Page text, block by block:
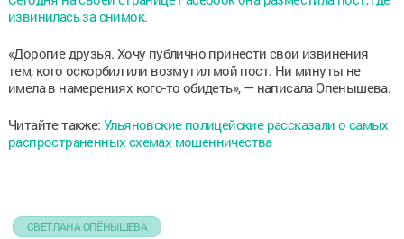
извинилась за снимок.
«Дорогие друзья. Хочу публично принести свои извинения
тем, кого оскорбил или возмутил мой пост. Ни минуты не
имела в намерениях кого-то обидеть», — написала Опенышева.
Читайте также: Ульяновские полицейские рассказали о самых
распространенных схемах мошенничества
СВЕТЛАНА ОПЁНЫШЕВА